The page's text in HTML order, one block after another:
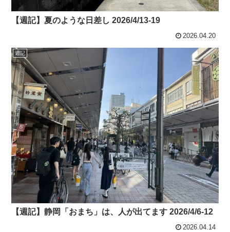
【週記】夏のような日差し 2026/4/13-19
2026.04.20
週記
【週記】静岡「おまち」は、人が出てます 2026/4/6-12
2026.04.14